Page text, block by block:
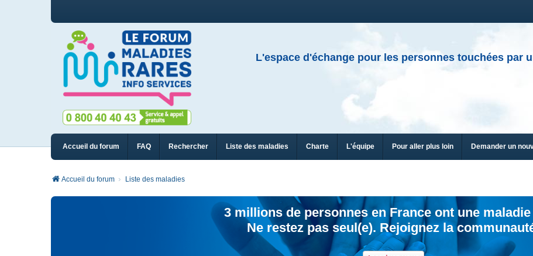
L'espace d'échange pour les personnes touchées par
Accueil du forum FAQ Rechercher Liste des maladies Charte L'équipe Pour aller plus loin Demander un
Accueil du forum Liste des maladies
3 millions de personnes en France ont une
Ne restez pas seul(e). Rejoignez la